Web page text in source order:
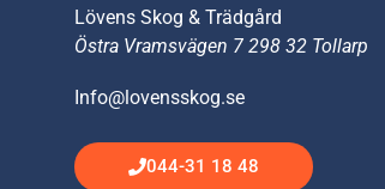
Lövens Skog & Trädgård
Östra Vramsvägen 7 298 32 Tollarp
Info@lovensskog.se
044-31 18 48